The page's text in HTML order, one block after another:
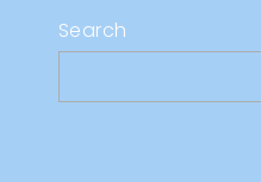
Search